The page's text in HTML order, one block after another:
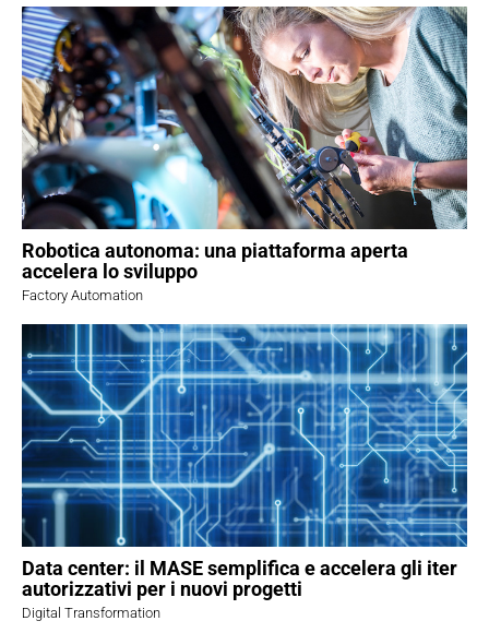
Robotica autonoma: una piattaforma aperta
accelera lo sviluppo
Factory Automation
Data center: il MASE semplifica e accelera gli iter
autorizzativi per i nuovi progetti
Digital Transformation